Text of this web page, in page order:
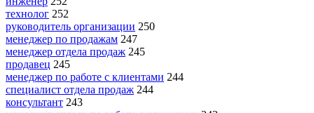
технолог 252
руководитель организации 250
менеджер по продажам 247
менеджер отдела продаж 245
продавец 245
менеджер по работе с клиентами 244
специалист отдела продаж 244
консультант 243